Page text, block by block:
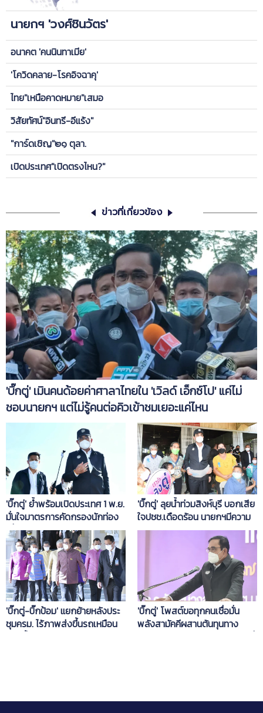
นายกฯ 'วงศ์ชินวัตร'
อนาคต 'คนนินทาเมีย'
'โควิดคลาย-โรคอิจฉาคุ'
ไทย"เหนือคาดหมาย"เสมอ
วิสัยทัศน์"อินทรี-อีแร้ง"
"การ์ดเชิญ"๒๑ ตุลา.
เปิดประเทศ"เปิดตรงไหน?"
ข่าวที่เกี่ยวข้อง
'บิ๊กตู่' เมินคนด้อยค่าศาลาไทยใน 'เวิลด์ เอ็กซ์โป' แค่ไม่
ชอบนายกฯ แต่ไม่รู้คนต่อคิวเข้าชมเยอะแค่ไหน
'บิ๊กตู่' ย้ำพร้อมเปิดประเทศ 1 พ.ย.
มั่นใจมาตรการคัดกรองนักท่อง
เที่ยว
'บิ๊กตู่' ลุยน้ำท่วมสิงห์บุรี บอกเสีย
ใจปชช.เดือดร้อน นายกฯมีความ
สุขไม่ได้ อยากเจอชาวบ้าน ไม่ได้
'บิ๊กตู่-บิ๊กป้อม' แยกย้ายหลังประ
ชุมครม. ไร้ภาพส่งขึ้นรถเหมือน
'บิ๊กตู่' โพสต์ขอทุกคนเชื่อมั่น
พลังสามัคคีผสานต้นทุนทาง